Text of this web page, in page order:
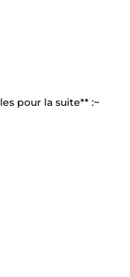
pour la suite** :~